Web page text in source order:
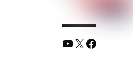
YouTube
X Facebook